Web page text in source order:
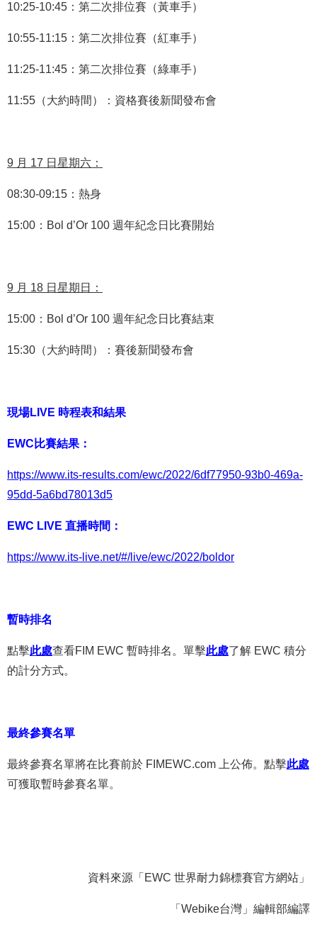
10:25-10:45：第二次排位賽（黃車手）
10:55-11 :15：第二次排位賽（紅車手）
11 :25-11 :45：第二次排位賽（綠車手）
11 :55（大約時間）：資格賽後新聞發布會
9 月 17 日星期六：
08:30-09:15：熱身
15:00：Bol d’Or 100 週年紀念日比賽開始
9 月 18 日星期日：
15:00：Bol d’Or 100 週年紀念日比賽結束
15:30（大約時間）：賽後新聞發布會
現場LIVE 時程表和結果
EWC比賽結果：
https://www.its-results.com/ewc/2022/6df77950-93b0-469a-
95dd-5a6bd78013d5
EWC LIVE 直播時間：
https://www.its-live.net/#/live/ewc/2022/boldor
暫時排名
點擊此處查看FIM EWC 暫時排名。單擊此處了解 EWC 積分
的計分方式。
最終參賽名單
最終參賽名單將在比賽前於 FIMEWC.com 上公佈。點擊此處
可獲取暫時參賽名單。
資料來源「EWC 世界耐力錦標賽官方網站」
「Webike台灣」編輯部編譯